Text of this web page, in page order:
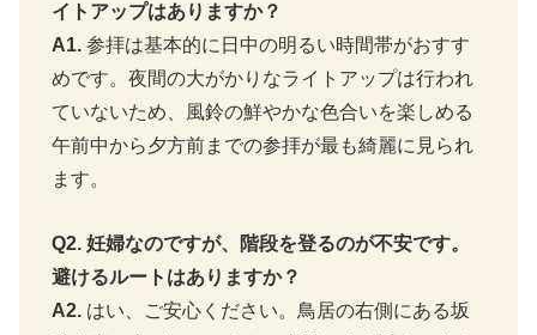
イトアップはありますか？
A1. 参拝は基本的に日中の明るい時間帯がおすす
めです。夜間の大がかりなライトアップは行われ
ていないため、風鈴の鮮やかな色合いを楽しめる
午前中から夕方前までの参拝が最も綺麗に見られ
ます。
Q2. 妊婦なのですが、階段を登るのが不安です。
避けるルートはありますか？
A2. はい、ご安心ください。鳥居の右側にある坂